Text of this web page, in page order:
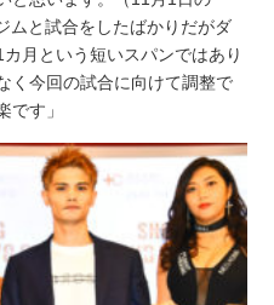
ムと試合をしたばかりだがダ
月という短いスパンではあり
く今回の試合に向けて調整で
です」